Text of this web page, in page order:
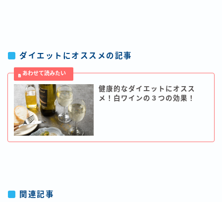
ダイエットにオススメの記事
健康的なダイエットにオスス
メ！白ワインの３つの効果！
関連記事